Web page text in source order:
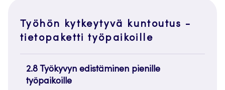
Työhön kytkeytyvä kuntoutus -
tietopaketti työpaikoille
2.8 Työkyvyn edistäminen pienille
työpaikoille